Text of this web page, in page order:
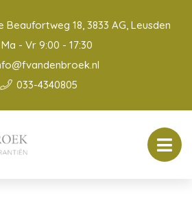
18, 3833 AG, Leusden
Ma - Vr 9:00 - 17:30
033-4340805